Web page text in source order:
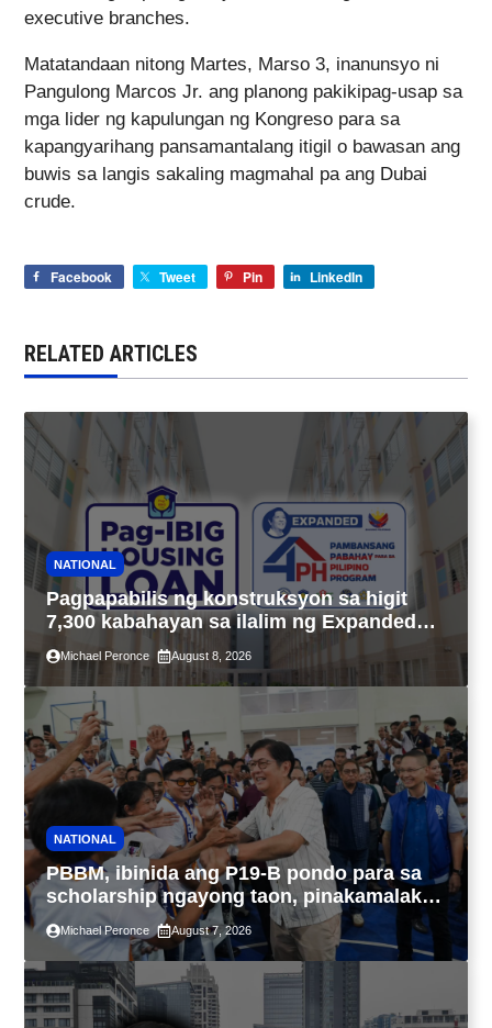
executive branches.
Matatandaan nitong Martes, Marso 3, inanunsyo ni
Pangulong Marcos Jr. ang planong pakikipag-usap sa
mga lider ng kapulungan ng Kongreso para sa
kapangyarihang pansamantalang itigil o bawasan ang
buwis sa langis sakaling magmahal pa ang Dubai
crude.
Facebook Tweet Pin LinkedIn
RELATED ARTICLES
NATIONAL
Pagpapabilis ng konstruksyon sa higit
7,300 kabahayan sa ilalim ng Expanded
4PH, posible na sa pagtutulungan ng Pag-
IBIG at P.A. Alvarez
Michael Peronce August 8, 2026
NATIONAL
PBBM, ibinida ang P19-B pondo para sa
scholarship ngayong taon, pinakamalaki
sa kasaysayan ng TESDA
Michael Peronce August 7, 2026